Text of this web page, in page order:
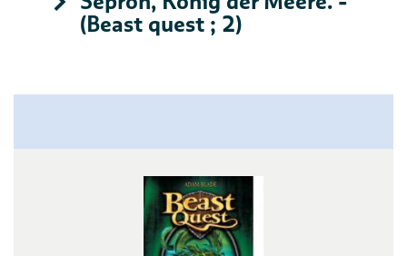
(Beast quest ; 2)